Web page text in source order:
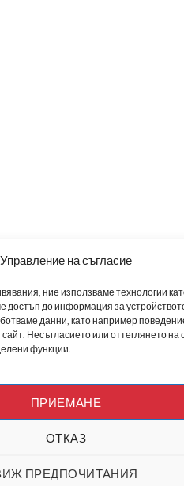
Управление на съгласие
ние използваме технологии
до информация за
данни, като например
Несъгласието или оттеглянето на
функции.
ПРИЕМАНЕ
ОТКАЗ
ПРЕДПОЧИТАНИЯ